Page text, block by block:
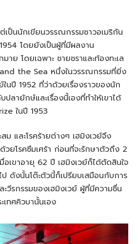
ต่เป็นนักเขียนวรรณกรรมชาวอเมริกัน
โดยยังเป็นผู้ที่มีผลงาน
ย โดยเฉพาะ ชายชราและท้องทะเล
the Sea หนึ่งในวรรณกรรมที่ยิ่ง
นปี 1952 ที่ว่าด้วยเรื่องราวของนัก
ลายักษ์และเรื่องนี้เองที่ทำให้เขาได้
ในปี 1953
ม และโรคร้ายต่างๆ เฮมิงเวย์จึง
วยโรคซึมเศร้า ก่อนที่จะรักษาตัวถึง 2
มื่อเขาอายุ 62 ปี เฮมิงเวย์ก็ได้ตัดสินใจ
ดังนั้นโต๊ะตัวนี้ก็เปรียบเสมือนกับการ
วีรกรรมของเฮมิงเวย์ ผู้ที่มีความชื่น
ทศคิวบานั้นเอง